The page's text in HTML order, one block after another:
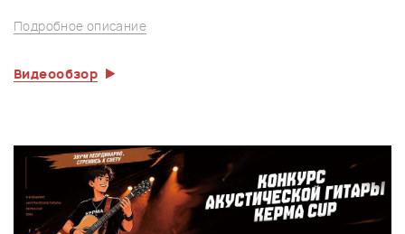
Подробное описание
Видеообзор